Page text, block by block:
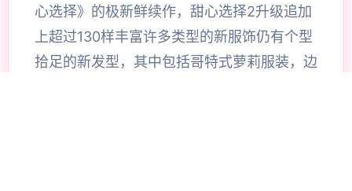
心选择》的极新鲜续作，甜心选择2升级追加
上超过130样丰富许多类型的新服饰仍有个型
拾足的新发型，其中包括哥特式萝莉服装，边